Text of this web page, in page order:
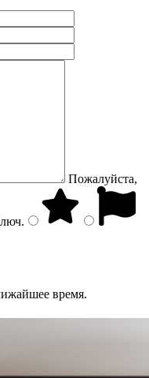
Пожалуйста,
.
время.